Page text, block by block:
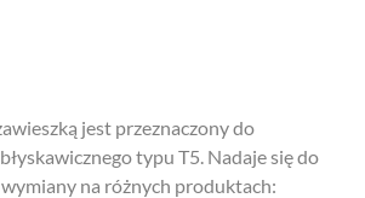
jest przeznaczony do
typu T5. Nadaje się do
na różnych produktach: